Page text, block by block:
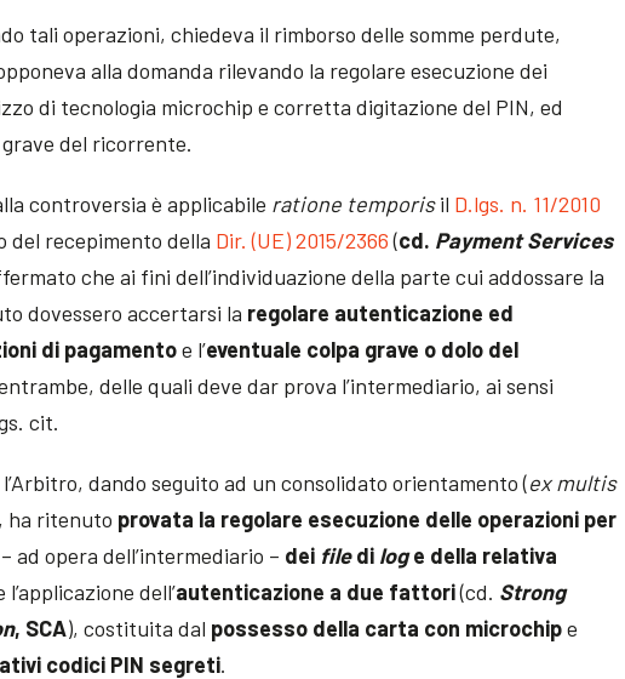
tali operazioni, chiedeva il rimborso delle somme perdute,
alla domanda rilevando la regolare esecuzione dei
di tecnologia microchip e corretta digitazione del PIN, ed
del ricorrente.
controversia è applicabile ratione temporisil D.lgs. n. 11/2010
del recepimento della Dir. (UE) 2015/2366(cd. Payment Services
che ai fini dell’individuazione della parte cui addossare la
dovessero accertarsi la regolare autenticazione ed
di pagamentoe l’eventuale colpa grave o dolo del
delle quali deve dar prova l’intermediario, ai sensi
cit.
dando seguito ad un consolidato orientamento (ex multis
ha ritenuto provata la regolare esecuzione delle operazioni per
– ad opera dell’intermediario – dei filedi loge della relativa
dell’autenticazione a due fattori(cd. Strong
, SCA), costituita dal possesso della carta con microchipe
codici PIN segreti.